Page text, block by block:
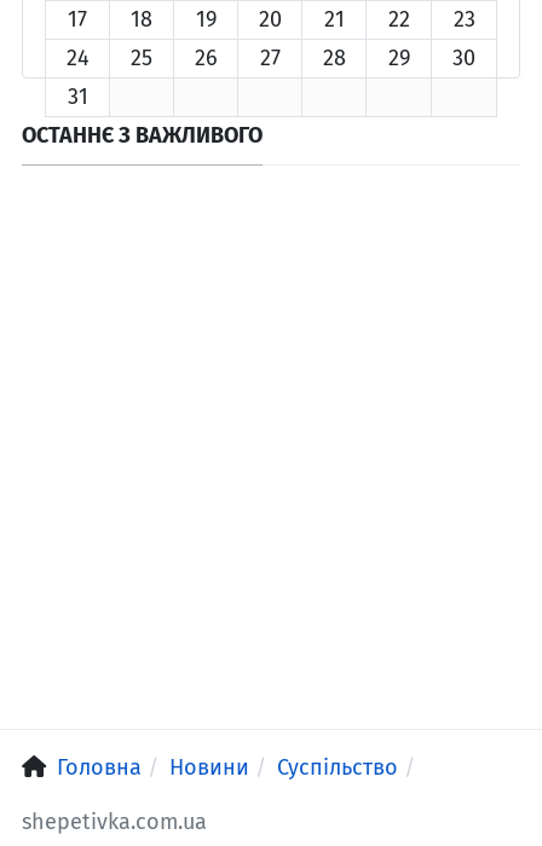
17
18 19 20 21 22
23
24
25 26 27 28 29
30
31
ОСТАННЄ З ВАЖЛИВОГО
Головна Новини Суспільство
shepetivka.com.ua